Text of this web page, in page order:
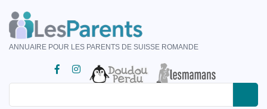
au
contenu
principal
ANNUAIRE POUR LES PARENTS DE SUISSE ROMANDE